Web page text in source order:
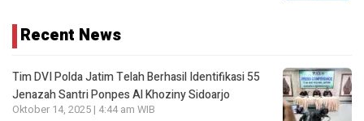
Recent News
Tim DVI Polda Jatim Telah Berhasil Identifikasi 55
Jenazah Santri Ponpes Al Khoziny Sidoarjo
Oktober 14, 2025 | 4:44 am WIB